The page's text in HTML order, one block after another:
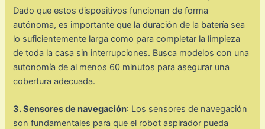
Dado que estos dispositivos funcionan de forma
autónoma, es importante que la duración de la batería sea
lo suficientemente larga como para completar la limpieza
de toda la casa sin interrupciones. Busca modelos con una
autonomía de al menos 60 minutos para asegurar una
cobertura adecuada.
3. Sensores de navegación: Los sensores de navegación
son fundamentales para que el robot aspirador pueda